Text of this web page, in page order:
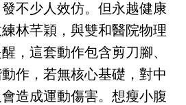
不少人效仿。但永越健康
林芊穎，與雙和醫院物理
，這套動作包含剪刀腳、
作，若無核心基礎，對中
造成運動傷害。想瘦小腹